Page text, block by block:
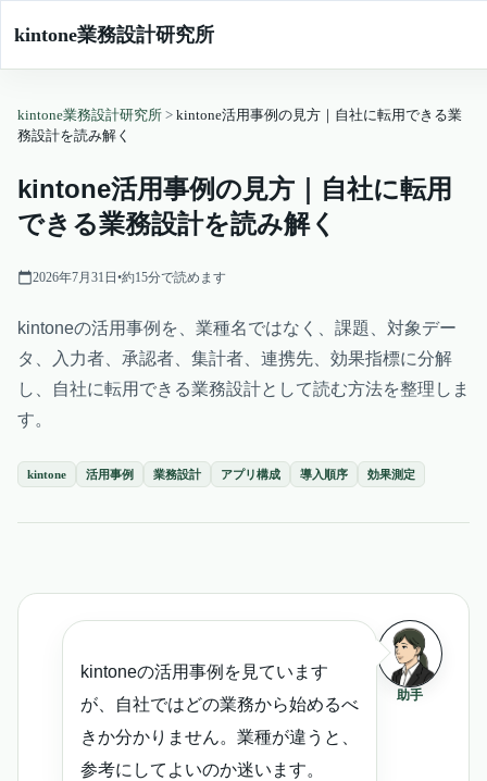
kintone業務設計研究所
kintone業務設計研究所 > kintone活用事例の見方｜自社に転用できる業
務設計を読み解く
kintone活用事例の見方｜自社に転用
できる業務設計を読み解く
2026年7月31日 •約15分で読めます
kintoneの活用事例を、業種名ではなく、課題、対象デー
タ、入力者、承認者、集計者、連携先、効果指標に分解
し、自社に転用できる業務設計として読む方法を整理しま
す。
kintone 活用事例 業務設計 アプリ構成 導入順序 効果測定
助手
kintoneの活用事例を見ています
が、自社ではどの業務から始めるべ
きか分かりません。業種が違うと、
参考にしてよいのか迷います。